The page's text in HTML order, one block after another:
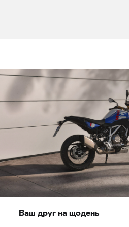
Ваш друг на щодень